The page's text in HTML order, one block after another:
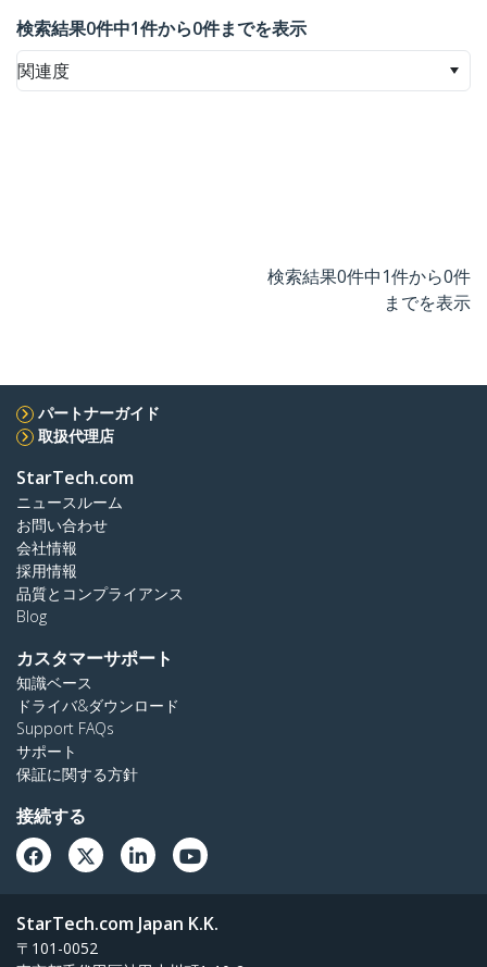
検索結果0件中1件から0件までを表示
関連度
検索結果0件中1件から0件
までを表示
パートナーガイド
取扱代理店
StarTech.com
ニュースルーム
お問い合わせ
会社情報
採用情報
品質とコンプライアンス
Blog
カスタマーサポート
知識ベース
ドライバ&ダウンロード
Support FAQs
サポート
保証に関する方針
接続する
StarTech.com Japan K.K.
〒101-0052